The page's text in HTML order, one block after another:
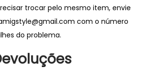
trocar pelo mesmo item, envie
com o número
do problema.